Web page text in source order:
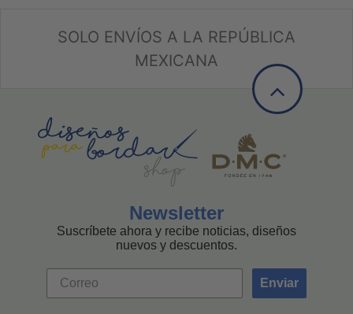
SOLO ENVÍOS A LA REPÚBLICA
MEXICANA
Newsletter
Suscríbete ahora y recibe noticias, diseños
nuevos y descuentos.
Enviar